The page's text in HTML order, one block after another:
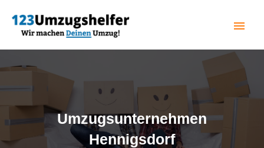
menu
Umzugsunternehmen
Hennigsdorf